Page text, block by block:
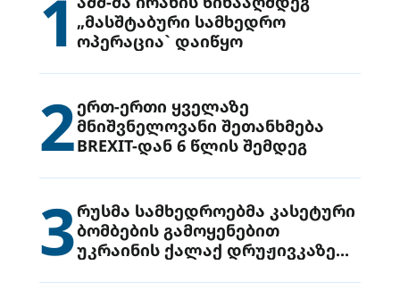
1 „მასშტაბური სამხედრო
ოპერაცია` დაიწყო
2ერთ-ერთი ყველაზე
მნიშვნელოვანი შეთანხმება
BREXIT-დან 6 წლის შემდეგ
3რუსმა სამხედროებმა კასეტური
ბომბების გამოყენებით
უკრაინის ქალაქ დრუჟივკაზე